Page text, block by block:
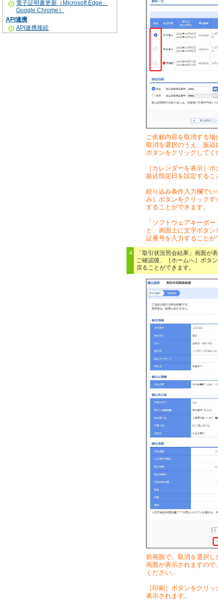
電子証明書更新（Microsoft Edge、
Google Chrome）
API連携
API連携接続
ご依頼内容を取消する
取消を選択のうえ、振
ボタンをクリックしてく
［カレンダーを表示］
振込指定日を設定するこ
絞り込み条件入力欄で
み］ボタンをクリック
することができます。
「ソフトウェアキーボ
と、画面上に文字ボタ
証番号を入力することが
4.
「取引状況照会結果」画面が
ご確認後、［ホームへ］ボタ
戻ることができます。
前画面で、取消を選択
画面が表示されますの
ください。
［印刷］ボタンをクリ
表示されます。